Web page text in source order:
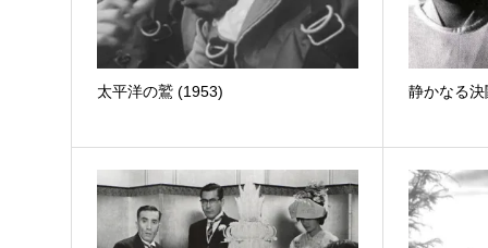
太平洋の鷲 (1953) 静かなる